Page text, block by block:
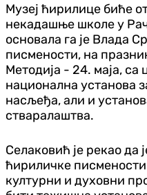
Музеј ћирилице биће
некадашње школе у
основала га је Влада
писмености, на
Методија - 24. маја,
национална установа
насљеђа, али и
стваралаштва.
Селаковић је рекао да
ћириличке
културни и духовни